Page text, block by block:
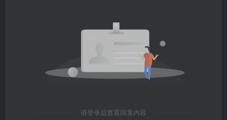
请登录后查看回复内容